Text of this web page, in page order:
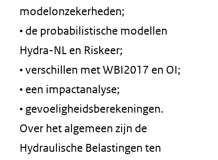
modelonzekerheden;
• de probabilistische modellen
Hydra-NL en Riskeer;
• verschillen met WBI2017 en OI;
• een impactanalyse;
• gevoeligheidsberekeningen.
Over het algemeen zijn de
Hydraulische Belastingen ten